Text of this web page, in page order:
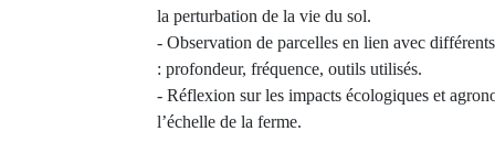
la perturbation de la vie du sol.
- Observation de parcelles en lien avec
: profondeur, fréquence, outils utilisés.
- Réflexion sur les impacts écologiques et
l’échelle de la ferme.